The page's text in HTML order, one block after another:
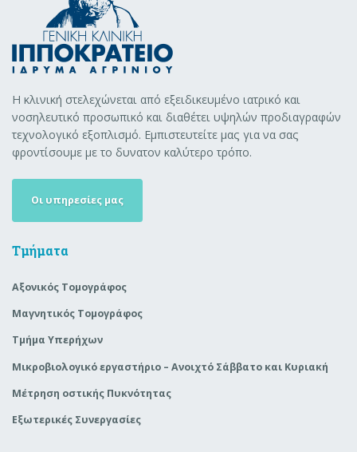
Η κλινική στελεχώνεται από εξειδικευμένο ιατρικό και
νοσηλευτικό προσωπικό και διαθέτει υψηλών προδιαγραφών
τεχνολογικό εξοπλισμό. Εμπιστευτείτε μας για να σας
φροντίσουμε με το δυνατον καλύτερο τρόπο.
Οι υπηρεσίες μας
Τμήματα
Αξονικός Τομογράφος
Μαγνητικός Τομογράφος
Τμήμα Υπερήχων
Μικροβιολογικό εργαστήριο – Ανοιχτό Σάββατο και Κυριακή
Μέτρηση οστικής Πυκνότητας
Εξωτερικές Συνεργασίες